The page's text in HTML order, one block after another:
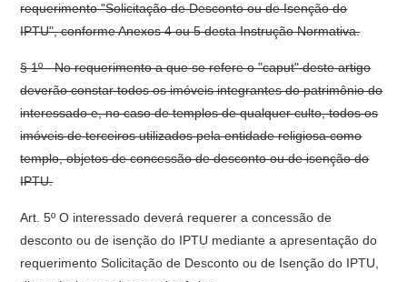
requerimento "Solicitação de Desconto ou de Isenção do
IPTU", conforme Anexos 4 ou 5 desta Instrução Normativa.
§ 1º - No requerimento a que se refere o "caput" deste artigo
deverão constar todos os imóveis integrantes do patrimônio do
interessado e, no caso de templos de qualquer culto, todos os
imóveis de terceiros utilizados pela entidade religiosa como
templo, objetos de concessão de desconto ou de isenção do
IPTU.
Art. 5º O interessado deverá requerer a concessão de
desconto ou de isenção do IPTU mediante a apresentação do
requerimento Solicitação de Desconto ou de Isenção do IPTU,